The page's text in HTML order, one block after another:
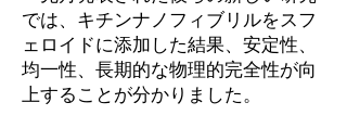
では、キチンナノフィブリルをスフ
ェロイドに添加した結果、安定性、
均一性、長期的な物理的完全性が向
上することが分かりました。